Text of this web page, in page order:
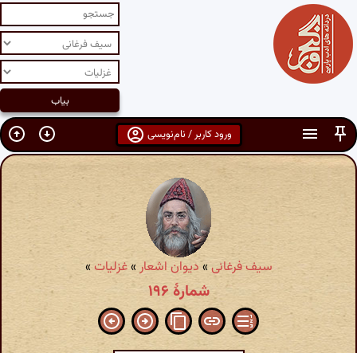
ورود کاربر / نام‌نویسی
سیف فرغانی»دیوان اشعار»غزلیات »
شمارهٔ ۱۹۶